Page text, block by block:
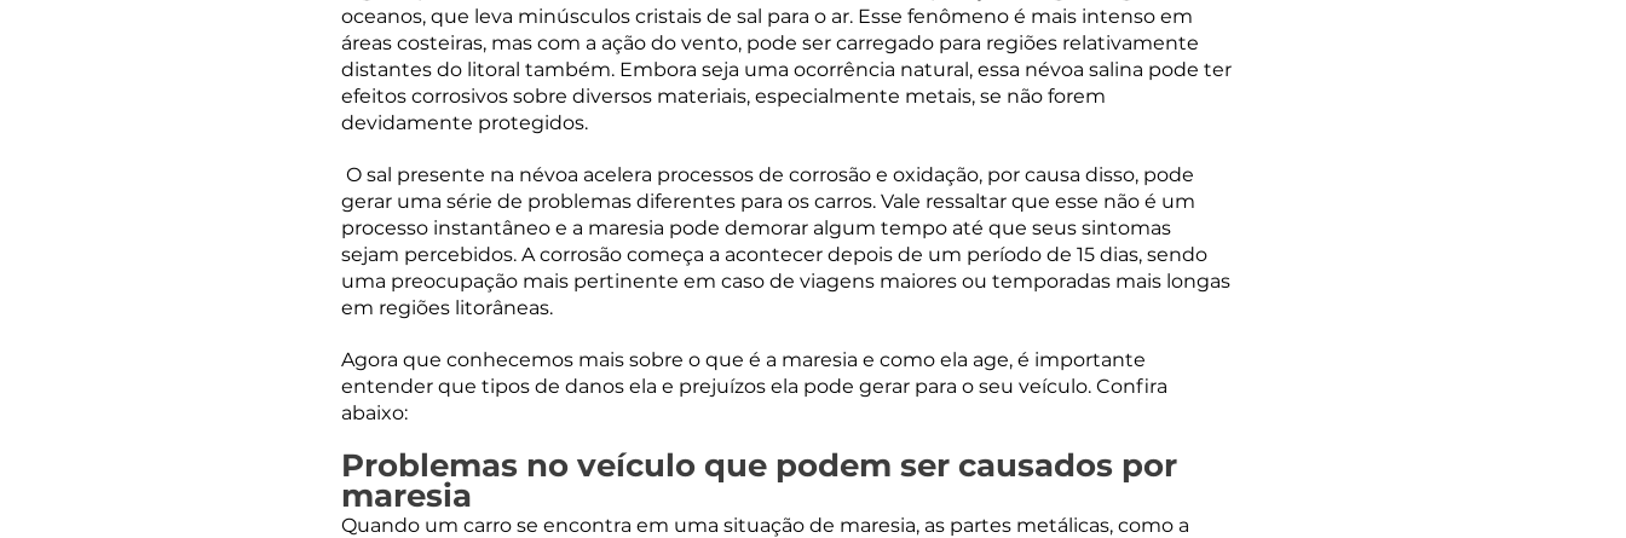
oceanos, que leva minúsculos cristais de sal para o ar. Esse fenômeno é mais intenso em
áreas costeiras, mas com a ação do vento, pode ser carregado para regiões relativamente
distantes do litoral também. Embora seja uma ocorrência natural, essa névoa salina pode ter
efeitos corrosivos sobre diversos materiais, especialmente metais, se não forem
devidamente protegidos.
O sal presente na névoa acelera processos de corrosão e oxidação, por causa disso, pode
gerar uma série de problemas diferentes para os carros. Vale ressaltar que esse não é um
processo instantâneo e a maresia pode demorar algum tempo até que seus sintomas
sejam percebidos. A corrosão começa a acontecer depois de um período de 15 dias, sendo
uma preocupação mais pertinente em caso de viagens maiores ou temporadas mais longas
em regiões litorâneas.
Agora que conhecemos mais sobre o que é a maresia e como ela age, é importante
entender que tipos de danos ela e prejuízos ela pode gerar para o seu veículo. Confira
abaixo:
Problemas no veículo que podem ser causados por
maresia
Quando um carro se encontra em uma situação de maresia, as partes metálicas, como a